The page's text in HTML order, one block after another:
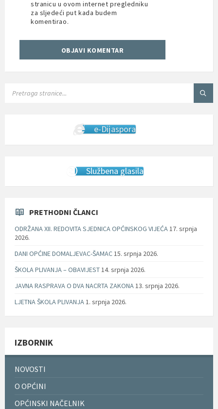
stranicu u ovom internet pregledniku
za sljedeći put kada budem
komentirao.
e-Dijaspora
Službena glasila
PRETHODNI ČLANCI
ODRŽANA XII. REDOVITA SJEDNICA OPĆINSKOG VIJEĆA17. srpnja
2026.
DANI OPĆINE DOMALJEVAC-ŠAMAC15. srpnja 2026.
ŠKOLA PLIVANJA – OBAVIJEST14. srpnja 2026.
JAVNA RASPRAVA O DVA NACRTA ZAKONA13. srpnja 2026.
LJETNA ŠKOLA PLIVANJA1. srpnja 2026.
IZBORNIK
NOVOSTI
O OPĆINI
OPĆINSKI NAČELNIK